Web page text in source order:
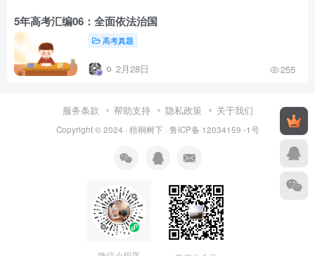
5年高考汇编06：全面依法治国
高考真题
2月28日 255
服务条款 帮助支持 隐私政策 关于我们
Copyright © 2024 · 梧桐树下· 鲁ICP备 12034159 -1号